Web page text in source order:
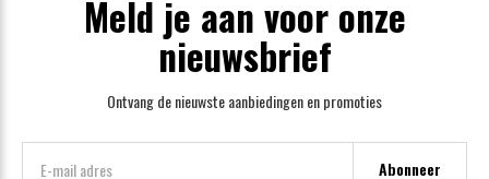
Meld je aan voor onze
nieuwsbrief
Ontvang de nieuwste aanbiedingen en promoties
Abonneer